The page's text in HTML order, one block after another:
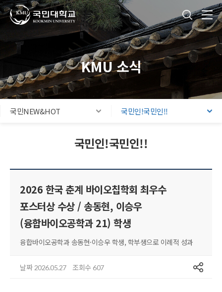
주메뉴 바로가기
본문내용 바로가기
푸터 바로가기
국민대학교
KMU 소식
국민NEW&HOT 국민인!국민인!!
국민인!국민인!!
2026 한국 춘계 바이오칩학회 최우수
포스터상 수상 / 송동현, 이승우
(융합바이오공학과 21) 학생
융합바이오공학과 송동현·이승우 학생, 학부생으로 이례적 성과
날짜 2026.05.27 조회수 607 공유